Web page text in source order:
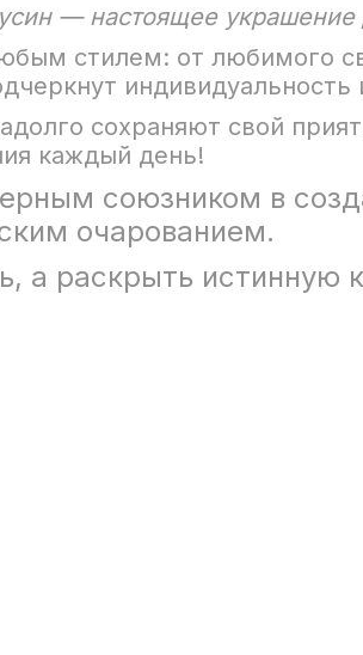
— настоящее
стилем: от любимого
сохраняют свой
каждый день!
союзником в
очарованием.
а раскрыть истинную